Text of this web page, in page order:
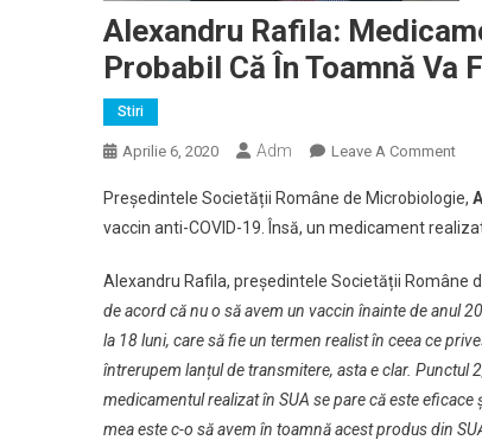
Alexandru Rafila:
Probabil Că În Toamnă Va
Stiri
Aprilie 6, 2020 Adm Leave A CommentOn
Se
Că
Președintele Societății Române de Microbiologie,
vaccin anti-COVID-19. Însă, un medicament
Alexandru Rafila, președintele Societății Române
de acord că nu o să avem un vaccin înainte de anul
la 18 luni, care să fie un termen realist în ceea ce
întrerupem lanțul de transmitere, asta e clar. Punctul
medicamentul realizat în SUA se pare că este
mea este c-o să avem în toamnă acest produs din